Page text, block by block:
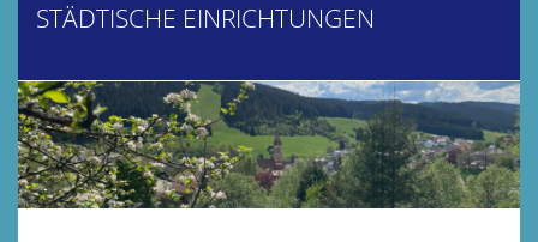
STÄDTISCHE EINRICHTUNGEN